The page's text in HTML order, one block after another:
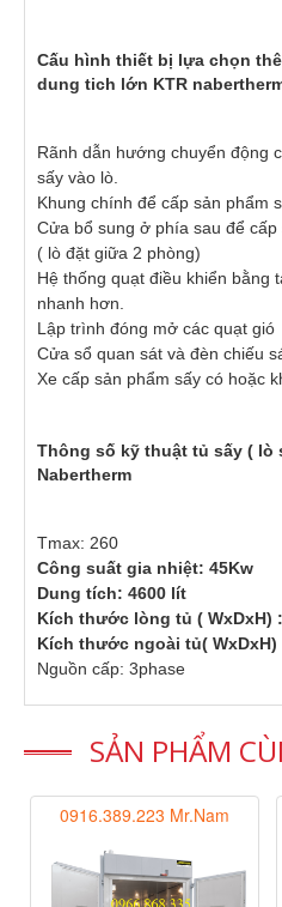
Cấu hình thiết bị lựa chọn
dung tich lớn KTR
Rãnh dẫn hướng chuyển động
sấy vào lò.
Khung chính để cấp sản phẩm
Cửa bổ sung ở phía sau để
( lò đặt giữa 2 phòng)
Hệ thống quạt điều khiển bằng
nhanh hơn.
Lập trình đóng mở các quạt gió
Cửa sổ quan sát và đèn chiếu
Xe cấp sản phẩm sấy có hoặc
Thông số kỹ thuật tủ sấy ( lò
Nabertherm
Tmax: 260
Công suất gia nhiệt: 45Kw
Dung tích: 4600 lít
Kích thước lòng tủ ( WxDxH)
Kích thước ngoài tủ( WxDxH)
Nguồn cấp: 3phase
SẢN PHẨM
0916.389.223 Mr.Nam